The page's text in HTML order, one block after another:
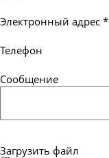
Электронный адрес *
Телефон
Сообщение
Загрузить файл